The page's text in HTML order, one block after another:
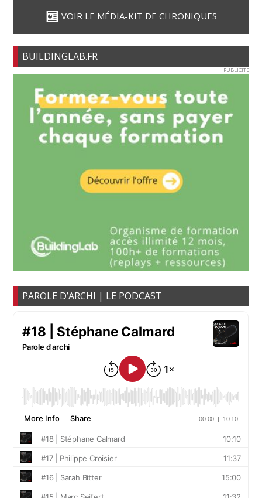
VOIR LE MÉDIA-KIT DE CHRONIQUES
BUILDINGLAB.FR
PUBLICITE
PAROLE D’ARCHI | LE PODCAST